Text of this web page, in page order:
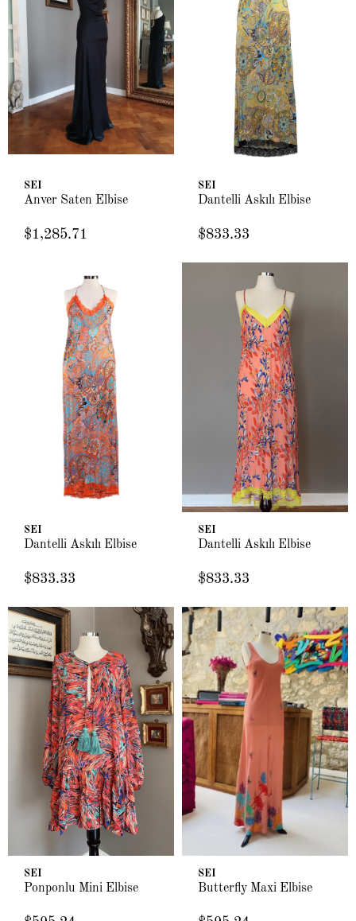
SEI
Anver Saten Elbise
$1,285.71
SEI
Dantelli Askılı Elbise
$833.33
SEI
Dantelli Askılı Elbise
$833.33
SEI
Dantelli Askılı Elbise
$833.33
SEI
Ponponlu Mini Elbise
SEI
Butterfly Maxi Elbise